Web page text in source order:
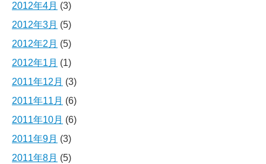
2012年4月 (3)
2012年3月 (5)
2012年2月 (5)
2012年1月 (1)
2011年12月 (3)
2011年11月 (6)
2011年10月 (6)
2011年9月 (3)
2011年8月 (5)